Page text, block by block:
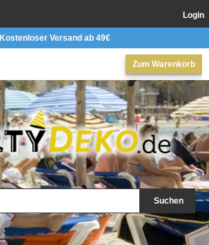
Suchen
Login
Zum Warenkorb
Kostenloser Versand ab 49€